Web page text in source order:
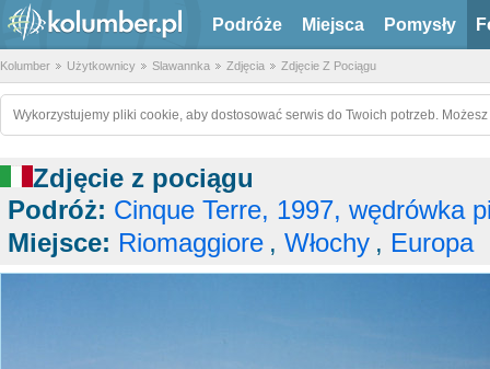
Podróże Miejsca Pomysły
Kolumber Użytkownicy Slawannka Zdjęcia Zdjęcie Z Pociągu
Wykorzystujemy pliki cookie, aby dostosować serwis do Twoich potrzeb.
Zdjęcie z pociągu
Podróż: Cinque Terre, 1997, wędrówka
Miejsce: Riomaggiore , Włochy , Europa